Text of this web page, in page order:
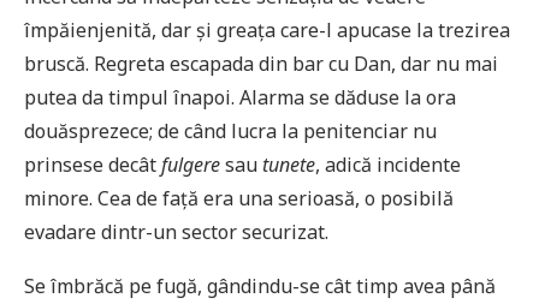
împăienjenită, dar și greața care-l apucase la trezirea
bruscă. Regreta escapada din bar cu Dan, dar nu mai
putea da timpul înapoi. Alarma se dăduse la ora
douăsprezece; de când lucra la penitenciar nu
prinsese decâtfulgeresau tunete, adică incidente
minore. Cea de față era una serioasă, o posibilă
evadare dintr-un sector securizat.
Se îmbrăcă pe fugă, gândindu-se cât timp avea până